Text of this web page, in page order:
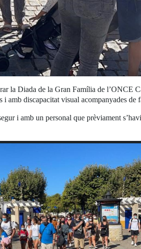
la Diada de la Gran Família de l’ONCE
amb discapacitat visual acompanyades
i amb un personal que prèviament